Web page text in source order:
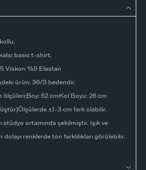
basic t-shirt,
Viskon %5 Elastan
ürün: 36/S bedendir.
ölçüleri:Boy: 52 cmKol Boyu: 26 cm
±1-3 cm fark olabilir.
stüdyo ortamında çekilmiştir. Işık ve
dolayı renklerde ton farklılıkları görülebilir.